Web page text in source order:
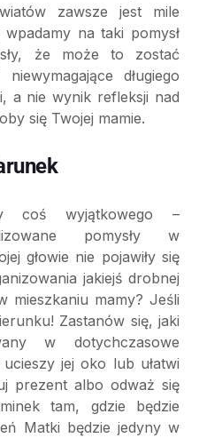
zawsze jest mile
na taki pomysł
że może to zostać
długiego
a nie wynik refleksji nad
się Twojej mamie.
wyjątkowego –
pomysły w
głowie nie pojawiły się
jakiejś drobnej
mieszkaniu mamy? Jeśli
Zastanów się, jaki
w dotychczasowe
jej oko lub ułatwi
prezent albo odważ się
tam, gdzie będzie
Matki będzie jedyny w